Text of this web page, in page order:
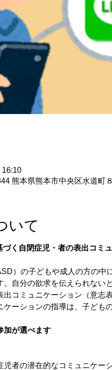
16:10
熊本県熊本市中央区水道町
いて
く自閉症児・者の表出コミ
）の子どもや成人の方の
。自分の欲求を伝えられない
出コミュニケーション（意
ーションの指導は、子ども
加が選べます
児者の潜在的なコミュニケ